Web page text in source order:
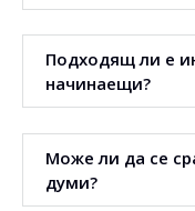
Да. Резултатите се
висока конкуренция.
Подходящ ли е
начинаещи?
Да. Интерфейсът и
лесни за разбиране.
Може ли да се
думи?